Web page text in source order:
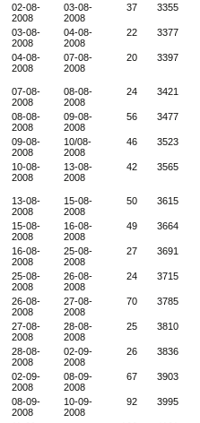
02-08-
2008
03-08-
2008
37 3355
03-08-
2008
04-08-
2008
22 3377
04-08-
2008
07-08-
2008
20 3397
07-08-
2008
08-08-
2008
24 3421
08-08-
2008
09-08-
2008
56 3477
09-08-
2008
10/08-
2008
46 3523
10-08-
2008
13-08-
2008
42 3565
13-08-
2008
15-08-
2008
50 3615
15-08-
2008
16-08-
2008
49 3664
16-08-
2008
25-08-
2008
27 3691
25-08-
2008
26-08-
2008
24 3715
26-08-
2008
27-08-
2008
70 3785
27-08-
2008
28-08-
2008
25 3810
28-08-
2008
02-09-
2008
26 3836
02-09-
2008
08-09-
2008
67 3903
08-09-
2008
10-09-
2008
92 3995